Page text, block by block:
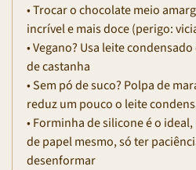
• Trocar o chocolate meio
incrível e mais doce (perigo:
• Vegano? Usa leite
de castanha
• Sem pó de suco? Polpa de
reduz um pouco o leite
• Forminha de silicone é o
de papel mesmo, só ter
desenformar